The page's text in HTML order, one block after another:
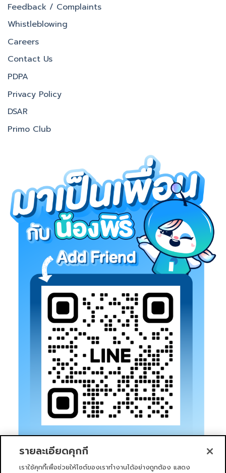
Feedback / Complaints
Whistleblowing
Careers
Contact Us
PDPA
Privacy Policy
DSAR
Primo Club
รายละเอียดคุกกี้
เราใช้คุกกี้เพื่อช่วยให้ไซต์ของเราทำงานได้อย่างถูกต้อง แสดง